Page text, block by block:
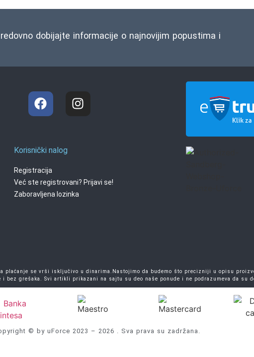
dobijajte informacije o najnovijim popustima i
Korisnički nalog
Registracija
Već ste registrovani? Prijavi se!
Zaboravljena lozinka
plaćanje se vrši isključivo u dinarima.Nastojimo da budemo što precizniji u opisu
i bez grešaka. Svi artikli prikazani na sajtu su deo naše ponude i ne podrazumeva da su
© by uForce 2023 – 2026 . Sva prava su zadržana.